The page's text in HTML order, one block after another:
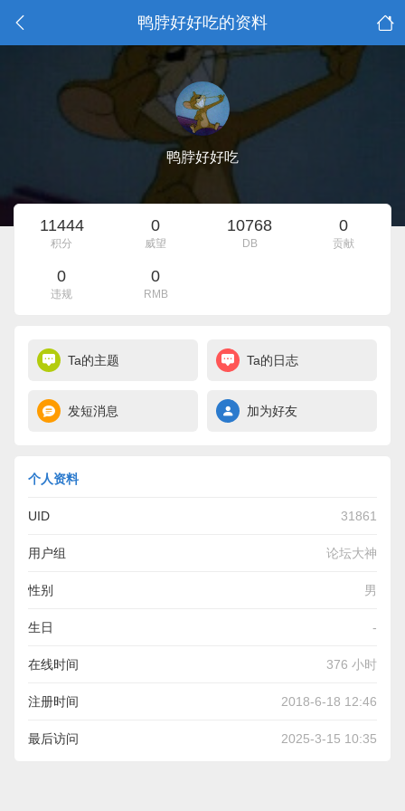
鸭脖好好吃的资料
鸭脖好好吃
11444
积分
0
威望
10768
DB
0
贡献
0
违规
0
RMB
Ta的主题 Ta的日志
发短消息 加为好友
个人资料
UID 31861
用户组 论坛大神
性别 男
生日 -
在线时间 376 小时
注册时间 2018-6-18 12:46
最后访问 2025-3-15 10:35